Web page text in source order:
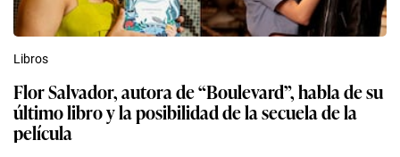
Libros
Flor Salvador, autora de “Boulevard”, habla de su
último libro y la posibilidad de la secuela de la
película